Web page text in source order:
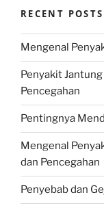
RECENT POSTS
Mengenal
Penyakit
Pencegahan
Pentingnya
Mengenal
dan Pencegahan
Penyebab dan